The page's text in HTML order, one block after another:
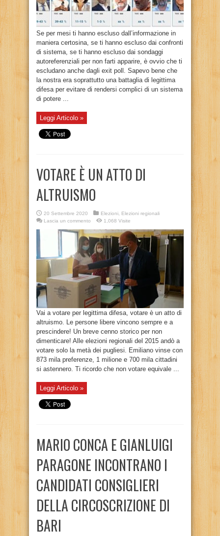
Se per mesi ti hanno escluso dall’informazione in
maniera certosina, se ti hanno escluso dai confronti
di sistema, se ti hanno escluso dai sondaggi
autoreferenziali per non farti apparire, è ovvio che ti
escludano anche dagli exit poll. Sapevo bene che
la nostra era soprattutto una battaglia di legittima
difesa per evitare di rendersi complici di un sistema
di potere ...
Leggi Articolo »
VOTARE È UN ATTO DI
ALTRUISMO
20 Settembre 2020 Elezioni
Elezioni regionali
Lascia un commento
1,068 Visite
Vai a votare per legittima difesa, votare è un atto di
altruismo. Le persone libere vincono sempre e a
prescindere! Un breve cenno storico per non
dimenticare! Alle elezioni regionali del 2015 andò a
votare solo la metà dei pugliesi. Emiliano vinse con
873 mila preferenze, 1 milione e 700 mila cittadini
si astennero. Ti ricordo che non votare equivale ...
Leggi Articolo »
MARIO CONCA E GIANLUIGI
PARAGONE INCONTRANO I
CANDIDATI CONSIGLIERI
DELLA CIRCOSCRIZIONE DI
BARI